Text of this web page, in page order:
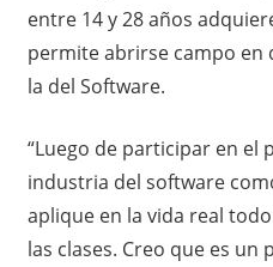
entre 14 y 28 años
permite abrirse campo en
la del Software.
“Luego de participar en el
industria del software
aplique en la vida real
las clases. Creo que es